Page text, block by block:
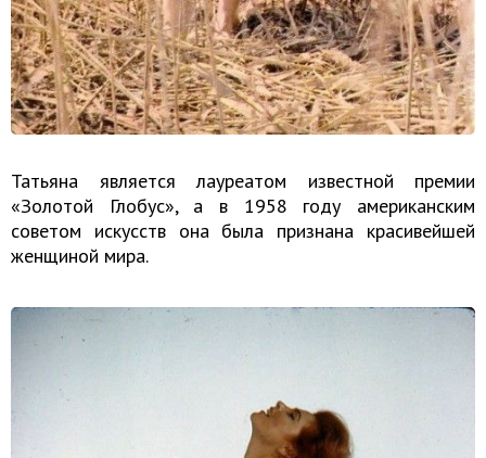
Татьяна является лауреатом известной премии
«Золотой Глобус», а в 1958 году американским
советом искусств она была признана красивейшей
женщиной мира.